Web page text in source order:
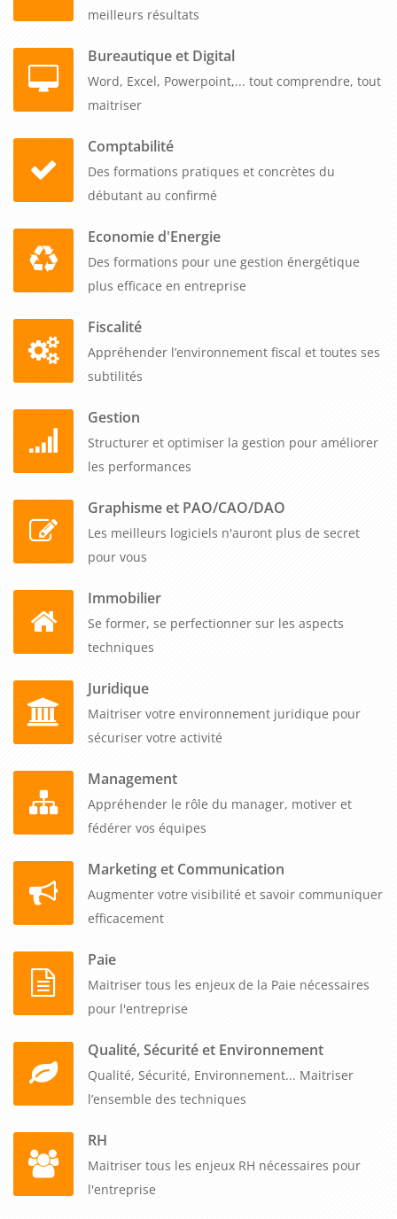
meilleurs résultats
Bureautique et Digital
Word, Excel, Powerpoint,... tout comprendre, tout
maitriser
Comptabilité
Des formations pratiques et concrètes du
débutant au confirmé
Economie d'Energie
Des formations pour une gestion énergétique
plus efficace en entreprise
Fiscalité
Appréhender l’environnement fiscal et toutes ses
subtilités
Gestion
Structurer et optimiser la gestion pour améliorer
les performances
Graphisme et PAO/CAO/DAO
Les meilleurs logiciels n'auront plus de secret
pour vous
Immobilier
Se former, se perfectionner sur les aspects
techniques
Juridique
Maitriser votre environnement juridique pour
sécuriser votre activité
Management
Appréhender le rôle du manager, motiver et
fédérer vos équipes
Marketing et Communication
Augmenter votre visibilité et savoir communiquer
efficacement
Paie
Maitriser tous les enjeux de la Paie nécessaires
pour l'entreprise
Qualité, Sécurité et Environnement
Qualité, Sécurité, Environnement... Maitriser
l’ensemble des techniques
RH
Maitriser tous les enjeux RH nécessaires pour
l'entreprise